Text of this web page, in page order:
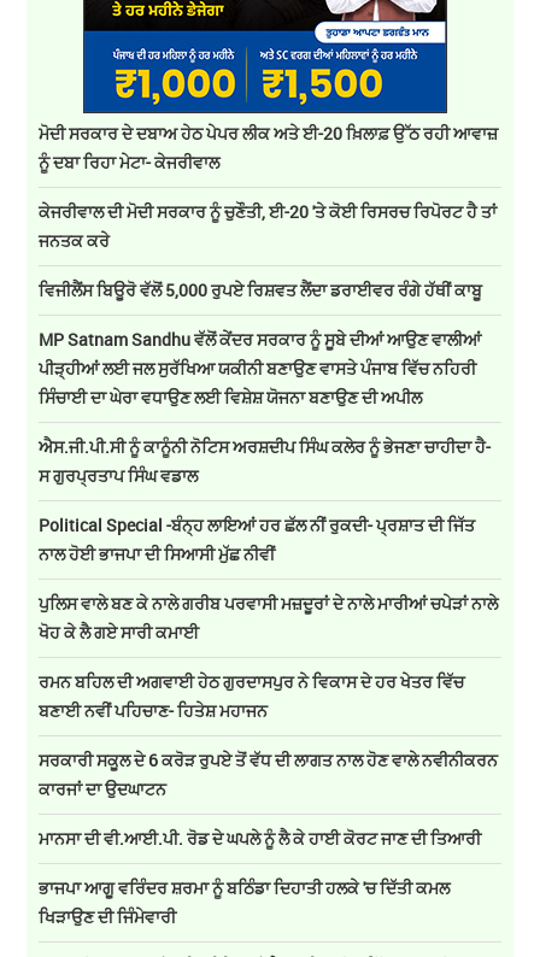
ਮੋਦੀ ਸਰਕਾਰ ਦੇ ਦਬਾਅ ਹੇਠ ਪੇਪਰ ਲੀਕ ਅਤੇ ਈ-20 ਖ਼ਿਲਾਫ਼ ਉੱਠ ਰਹੀ ਆਵਾਜ਼
ਨੂੰ ਦਬਾ ਰਿਹਾ ਮੇਟਾ- ਕੇਜਰੀਵਾਲ
ਕੇਜਰੀਵਾਲ ਦੀ ਮੋਦੀ ਸਰਕਾਰ ਨੂੰ ਚੁਣੌਤੀ, ਈ-20 'ਤੇ ਕੋਈ ਰਿਸਰਚ ਰਿਪੋਰਟ ਹੈ ਤਾਂ
ਜਨਤਕ ਕਰੇ
ਵਿਜੀਲੈਂਸ ਬਿਊਰੋ ਵੱਲੋਂ 5,000 ਰੁਪਏ ਰਿਸ਼ਵਤ ਲੈਂਦਾ ਡਰਾਈਵਰ ਰੰਗੇ ਹੱਥੀਂ ਕਾਬੂ
MP Satnam Sandhu ਵੱਲੋਂ ਕੇਂਦਰ ਸਰਕਾਰ ਨੂੰ ਸੂਬੇ ਦੀਆਂ ਆਉਣ ਵਾਲੀਆਂ
ਪੀੜ੍ਹੀਆਂ ਲਈ ਜਲ ਸੁਰੱਖਿਆ ਯਕੀਨੀ ਬਣਾਉਣ ਵਾਸਤੇ ਪੰਜਾਬ ਵਿੱਚ ਨਹਿਰੀ
ਸਿੰਚਾਈ ਦਾ ਘੇਰਾ ਵਧਾਉਣ ਲਈ ਵਿਸ਼ੇਸ਼ ਯੋਜਨਾ ਬਣਾਉਣ ਦੀ ਅਪੀਲ
ਐਸ.ਜੀ.ਪੀ.ਸੀ ਨੂੰ ਕਾਨੂੰਨੀ ਨੋਟਿਸ ਅਰਸ਼ਦੀਪ ਸਿੰਘ ਕਲੇਰ ਨੂੰ ਭੇਜਣਾ ਚਾਹੀਦਾ ਹੈ-
ਸ ਗੁਰਪ੍ਰਤਾਪ ਸਿੰਘ ਵਡਾਲ
Political Special -ਬੰਨ੍ਹ ਲਾਇਆਂ ਹਰ ਛੱਲ ਨੀਂ ਰੁਕਦੀ- ਪ੍ਰਸ਼ਾਤ ਦੀ ਜਿੱਤ
ਨਾਲ ਹੋਈ ਭਾਜਪਾ ਦੀ ਸਿਆਸੀ ਮੁੱਛ ਨੀਵੀਂ
ਪੁਲਿਸ ਵਾਲੇ ਬਣ ਕੇ ਨਾਲੇ ਗਰੀਬ ਪਰਵਾਸੀ ਮਜ਼ਦੂਰਾਂ ਦੇ ਨਾਲੇ ਮਾਰੀਆਂ ਚਪੇੜਾਂ ਨਾਲੇ
ਖੋਹ ਕੇ ਲੈ ਗਏ ਸਾਰੀ ਕਮਾਈ
ਰਮਨ ਬਹਿਲ ਦੀ ਅਗਵਾਈ ਹੇਠ ਗੁਰਦਾਸਪੁਰ ਨੇ ਵਿਕਾਸ ਦੇ ਹਰ ਖੇਤਰ ਵਿੱਚ
ਬਣਾਈ ਨਵੀਂ ਪਹਿਚਾਣ- ਹਿਤੇਸ਼ ਮਹਾਜਨ
ਸਰਕਾਰੀ ਸਕੂਲ ਦੇ 6 ਕਰੋੜ ਰੁਪਏ ਤੋਂ ਵੱਧ ਦੀ ਲਾਗਤ ਨਾਲ ਹੋਣ ਵਾਲੇ ਨਵੀਨੀਕਰਨ
ਕਾਰਜਾਂ ਦਾ ਉਦਘਾਟਨ
ਮਾਨਸਾ ਦੀ ਵੀ.ਆਈ.ਪੀ. ਰੋਡ ਦੇ ਘਪਲੇ ਨੂੰ ਲੈ ਕੇ ਹਾਈ ਕੋਰਟ ਜਾਣ ਦੀ ਤਿਆਰੀ
ਭਾਜਪਾ ਆਗੂ ਵਰਿੰਦਰ ਸ਼ਰਮਾ ਨੂੰ ਬਠਿੰਡਾ ਦਿਹਾਤੀ ਹਲਕੇ 'ਚ ਦਿੱਤੀ ਕਮਲ
ਖਿੜਾਉਣ ਦੀ ਜਿੰਮੇਵਾਰੀ